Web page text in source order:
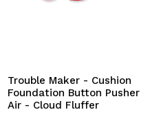
Trouble Maker - Cushion
Foundation Button Pusher
Air - Cloud Fluffer